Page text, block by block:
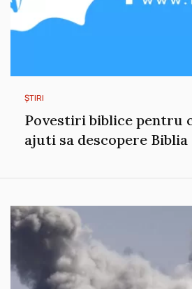
ȘTIRI
Povestiri biblice pentru
ajuti sa descopere